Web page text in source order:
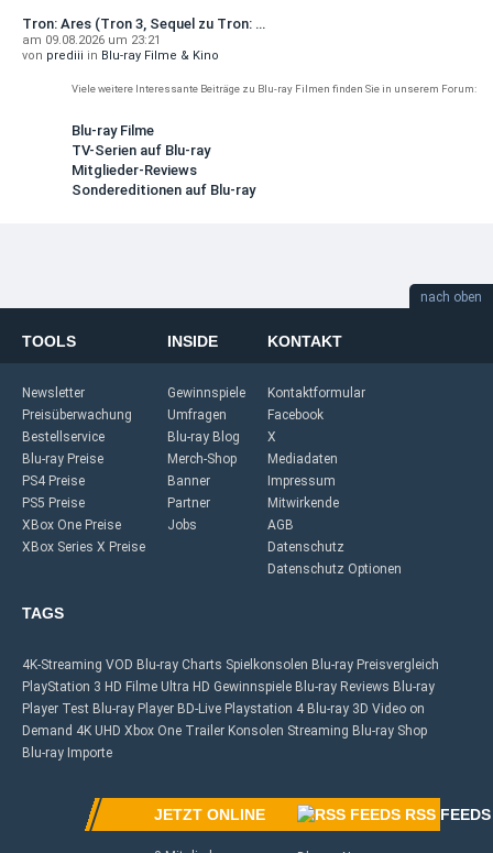
Tron: Ares (Tron 3, Sequel zu Tron: …
am 09.08.2026 um 23:21
von prediii in Blu-ray Filme & Kino
Viele weitere Interessante Beiträge zu Blu-ray Filmen finden Sie in unserem Forum:
Blu-ray Filme
TV-Serien auf Blu-ray
Mitglieder-Reviews
Sondereditionen auf Blu-ray
nach oben
TOOLS
Newsletter
Preisüberwachung
Bestellservice
Blu-ray Preise
PS4 Preise
PS5 Preise
XBox One Preise
XBox Series X Preise
INSIDE
Gewinnspiele
Umfragen
Blu-ray Blog
Merch-Shop
Banner
Partner
Jobs
KONTAKT
Kontaktformular
Facebook
X
Mediadaten
Impressum
Mitwirkende
AGB
Datenschutz
Datenschutz Optionen
TAGS
4K-Streaming VOD Blu-ray Charts Spielkonsolen Blu-ray Preisvergleich
PlayStation 3 HD Filme Ultra HD Gewinnspiele Blu-ray Reviews Blu-ray
Player Test Blu-ray Player BD-Live Playstation 4 Blu-ray 3D Video on
Demand 4K UHD Xbox One Trailer Konsolen Streaming Blu-ray Shop
Blu-ray Importe
JETZT ONLINE RSS FEEDS